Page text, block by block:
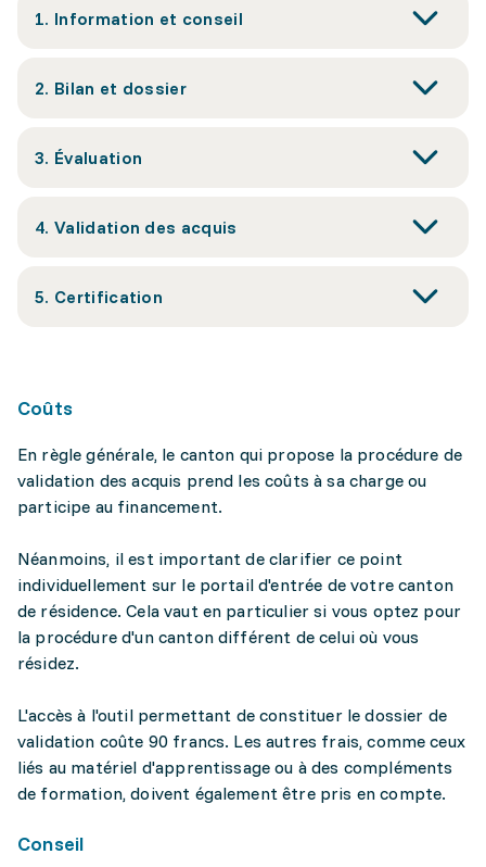
1. Information et conseil
2. Bilan et dossier
3. Évaluation
4. Validation des acquis
5. Certification
Coûts
En règle générale, le canton qui propose la procédure de
validation des acquis prend les coûts à sa charge ou
participe au financement.
Néanmoins, il est important de clarifier ce point
individuellement sur le portail d'entrée de votre canton
de résidence. Cela vaut en particulier si vous optez pour
la procédure d'un canton différent de celui où vous
résidez.
L'accès à l'outil permettant de constituer le dossier de
validation coûte 90 francs. Les autres frais, comme ceux
liés au matériel d'apprentissage ou à des compléments
de formation, doivent également être pris en compte.
Conseil